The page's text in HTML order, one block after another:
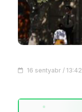
16 sentyabr / 13:42